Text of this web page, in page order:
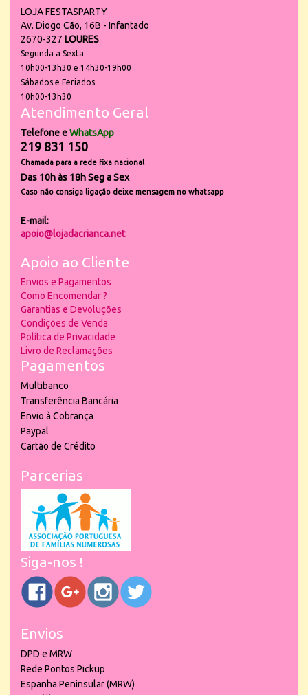
LOJA FESTASPARTY
Av. Diogo Cão, 16B - Infantado
2670-327 LOURES
Segunda a Sexta
10h00-13h30 e 14h30-19h00
Sábados e Feriados
10h00-13h30
Atendimento Geral
Telefone eWhatsApp
219 831 150
Chamada para a rede fixa nacional
Das 10h às 18h Seg a Sex
Caso não consiga ligação deixe mensagem no whatsapp
E-mail:
apoio@lojadacrianca.net
Apoio ao Cliente
Envios e Pagamentos
Como Encomendar ?
Garantias e Devoluções
Condições de Venda
Política de Privacidade
Livro de Reclamações
Pagamentos
Multibanco
Transferência Bancária
Envio à Cobrança
Paypal
Cartão de Crédito
Parcerias
Siga-nos !
Envios
DPD e MRW
Rede Pontos Pickup
Espanha Peninsular (MRW)